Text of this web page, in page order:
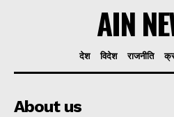
AIN
देश विदेश राजनीति
About us